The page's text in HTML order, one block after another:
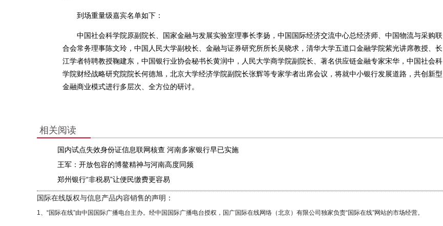
到场重量级嘉宾名单如下：
中国社会科学院原副院长、国家金融与发展实验室理事长李扬，中国国际经济交流中心总经济师、中国物流与采购联
合会常务理事陈文玲，中国人民大学副校长、金融与证券研究所所长吴晓求，清华大学五道口金融学院紫光讲席教授、长
江学者特聘教授鞠建东，中国银行业协会秘书长黄润中，人民大学商学院副院长、著名供应链金融专家宋华，中国社会科
学院财经战略研究院院长何德旭，北京大学经济学院副院长张辉等专家学者出席会议，将就中小银行发展道路，共创新型
金融商业模式进行多层次、全方位的研讨。
相关阅读
国内试点失效身份证信息联网核查 河南多家银行早已实施
王军：开放包容的博鳌精神与河南高度同频
郑州银行“非税易”让便民缴费更容易
国际在线版权与信息产品内容销售的声明：
1、“国际在线”由中国国际广播电台主办。经中国国际广播电台授权，国广国际在线网络（北京）有限公司独家负责“国际在线”网站的市场经营。